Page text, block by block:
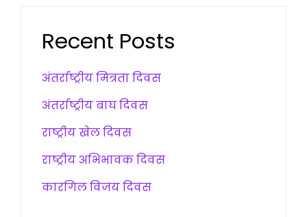
Recent Posts
अंतर्राष्ट्रीय मित्रता दिवस
अंतर्राष्ट्रीय बाघ दिवस
राष्ट्रीय खेल दिवस
राष्ट्रीय अभिभावक दिवस
कारगिल विजय दिवस